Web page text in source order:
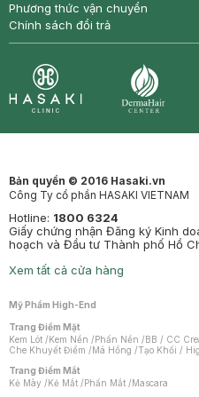
Phương thức vận chuyển
Chính sách đổi trả
Bản quyền © 2016 Hasaki.vn
Công Ty cổ phần HASAKI VIETNAM
Hotline: 1800 6324
Giấy chứng nhận Đăng ký Kinh
hoạch và Đầu tư Thành phố Hồ
Xem tất cả cửa hàng
Mỹ Phẩm High-End
Trang Điểm Mặt
Kem Lót /Kem Nền /Phấn Nền /BB / CC
Che Khuyết Điểm /Má Hồng /Tạo Khối /
Trang Điểm Mắt
Kẻ Mày /Kẻ Mắt /Phấn Mắt /Mascara